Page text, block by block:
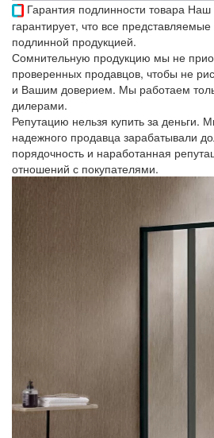
Гарантия подлинности товара Наш
гарантирует, что все
подлинной продукцией.
Сомнительную продукцию мы не
проверенных продавцов, чтобы не
и Вашим доверием. Мы работаем
дилерами.
Репутацию нельзя купить за деньги.
надежного продавца зарабатывали
порядочность и наработанная
отношений с покупателями.